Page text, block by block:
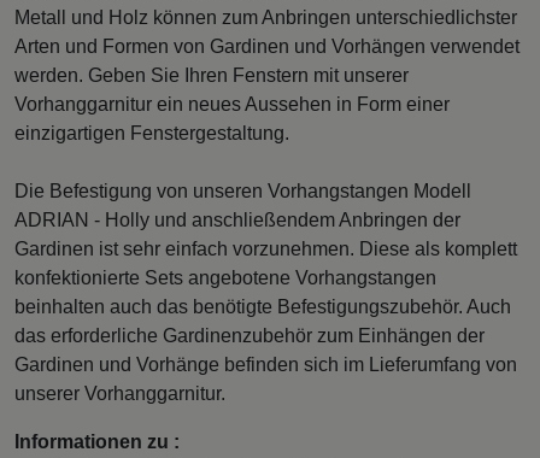
Metall und Holz können zum Anbringen unterschiedlichster
Arten und Formen von Gardinen und Vorhängen verwendet
werden. Geben Sie Ihren Fenstern mit unserer
Vorhanggarnitur ein neues Aussehen in Form einer
einzigartigen Fenstergestaltung.
Die Befestigung von unseren Vorhangstangen Modell
ADRIAN - Holly und anschließendem Anbringen der
Gardinen ist sehr einfach vorzunehmen. Diese als komplett
konfektionierte Sets angebotene Vorhangstangen
beinhalten auch das benötigte Befestigungszubehör. Auch
das erforderliche Gardinenzubehör zum Einhängen der
Gardinen und Vorhänge befinden sich im Lieferumfang von
unserer Vorhanggarnitur.
Informationen zu :